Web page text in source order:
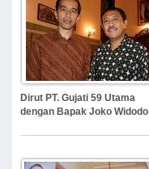
Dirut PT. Gujati 59 Utama
dengan Bapak Joko Widodo